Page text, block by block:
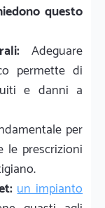
questo
Adeguare
permette di
e danni a
per
le prescrizioni
un impianto